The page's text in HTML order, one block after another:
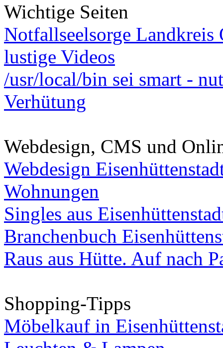
Wichtige Seiten
Notfallseelsorge Landkreis
lustige Videos
/usr/local/bin sei smart -
Verhütung
Webdesign, CMS und
Webdesign
Wohnungen
Singles aus
Branchenbuch
Raus aus Hütte. Auf nach
Shopping-Tipps
Möbelkauf in